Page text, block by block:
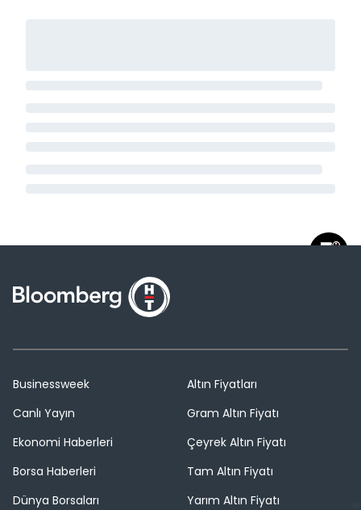
Businessweek
Canlı Yayın
Ekonomi Haberleri
Borsa Haberleri
Dünya Borsaları
Altın Fiyatları
Gram Altın Fiyatı
Çeyrek Altın Fiyatı
Tam Altın Fiyatı
Yarım Altın Fiyatı